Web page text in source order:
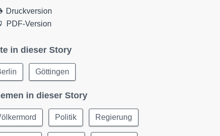
Druckversion
PDF-Version
in dieser Story
Göttingen
in dieser Story
Politik Regierung